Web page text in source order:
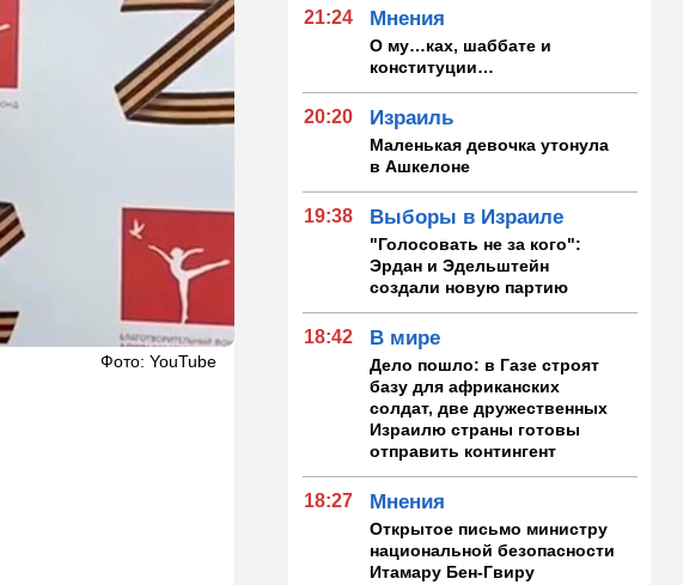
Фото: YouTube
21:24 Мнения
О му…ках, шаббате и
конституции…
20:20 Израиль
Маленькая девочка утонула
в Ашкелоне
19:38 Выборы в Израиле
"Голосовать не за кого":
Эрдан и Эдельштейн
создали новую партию
18:42 В мире
Дело пошло: в Газе строят
базу для африканских
солдат, две дружественных
Израилю страны готовы
отправить контингент
18:27 Мнения
Открытое письмо министру
национальной безопасности
Итамару Бен-Гвиру